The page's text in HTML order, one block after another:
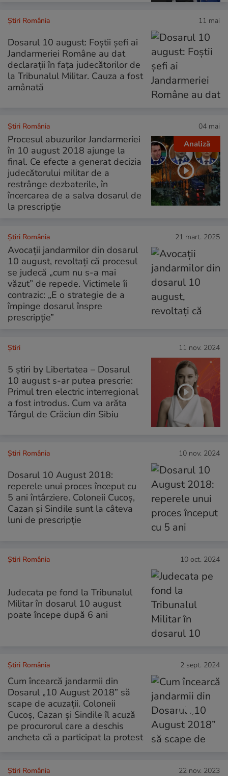
Știri România 11 mai
Dosarul 10 august: Foștii şefi ai
Jandarmeriei Române au dat
declarații în fața judecătorilor de
la Tribunalul Militar. Cauza a fost
amânată
Analiză
Știri România 04 mai
Procesul abuzurilor Jandarmeriei
în 10 august 2018 ajunge la
final. Ce efecte a generat decizia
judecătorului militar de a
restrânge dezbaterile, în
încercarea de a salva dosarul de
la prescripție
Știri România 21 mart. 2025
Avocații jandarmilor din dosarul
10 august, revoltați că procesul
se judecă „cum nu s-a mai
văzut” de repede. Victimele îi
contrazic: „E o strategie de a
împinge dosarul înspre
prescripție”
Ştiri 11 nov. 2024
5 știri by Libertatea – Dosarul
10 august s-ar putea prescrie:
Primul tren electric interregional
a fost introdus. Cum va arăta
Târgul de Crăciun din Sibiu
Știri România 10 nov. 2024
Dosarul 10 August 2018:
reperele unui proces început cu
5 ani întârziere. Coloneii Cucoș,
Cazan și Sindile sunt la câteva
luni de prescripție
Știri România 10 oct. 2024
Judecata pe fond la Tribunalul
Militar în dosarul 10 august
poate începe după 6 ani
Știri România 2 sept. 2024
Cum încearcă jandarmii din
Dosarul „10 August 2018” să
scape de acuzații. Coloneii
Cucoș, Cazan și Sindile îl acuză
pe procurorul care a deschis
ancheta că a participat la protest
Știri România 22 nov. 2023